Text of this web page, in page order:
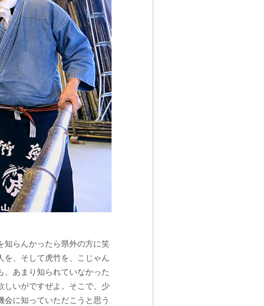
知らんかったら県外の方に笑
、そして虎竹を、こじゃん
あまり知られていなかった
しいがですぜよ。そこで、少
に知っていただこうと思う